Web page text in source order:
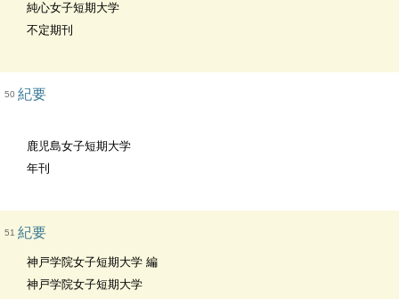
純心女子短期大学
不定期刊
50 紀要
鹿児島女子短期大学
年刊
51 紀要
神戸学院女子短期大学 編
神戸学院女子短期大学